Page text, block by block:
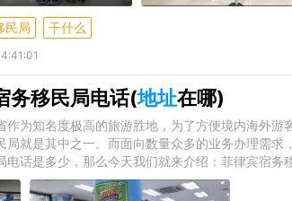
民局 干什么
务移民局电话(地址在哪)
作为知名度极高的旅游胜地，为了方便境内海外
局就是其中之一。而面向数量众多的业务办理需
电话是多少，那么今天我们就来介绍：菲律宾宿务